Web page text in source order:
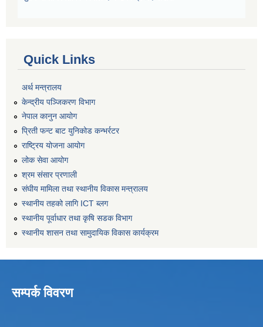
Quick Links
अर्थ मन्त्रालय
केन्द्रीय पञ्जिकरण विभाग
नेपाल कानुन आयोग
प्रिती फन्ट बाट युनिकोड कन्भर्रटर
राष्ट्रिय योजना आयोग
लोक सेवा आयोग
श्रम संसार प्रणाली
संघीय मामिला तथा स्थानीय विकास मन्त्रालय
स्थानीय तहको लागि ICT ब्लग
स्थानीय पूर्वाधार तथा कृषि सडक विभाग
स्थानीय शासन तथा सामुदायिक विकास कार्यक्रम
सम्पर्क विवरण